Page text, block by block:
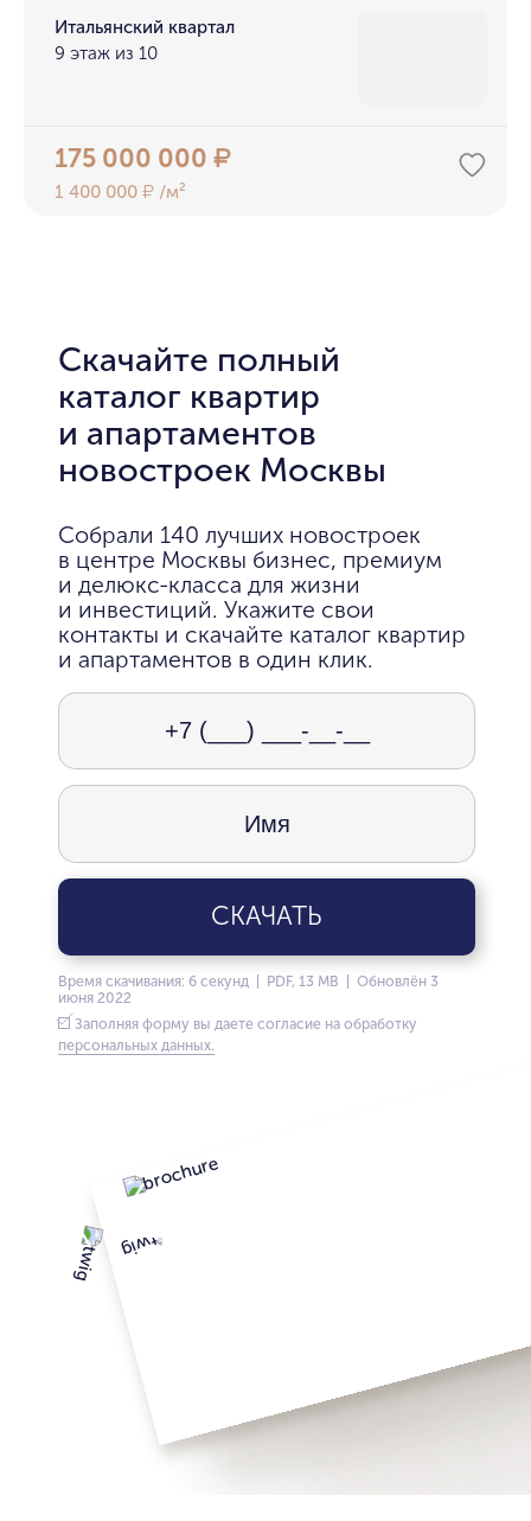
Итальянский квартал
9 этаж из 10
175 000 000₽
1 400 000₽ /м²
Скачайте полный
каталог квартир
и апартаментов
новостроек Москвы
Собрали 140 лучших новостроек
в центре Москвы бизнес, премиум
и делюкс-класса для жизни
и инвестиций. Укажите свои
контакты и скачайте каталог квартир
и апартаментов в один клик.
СКАЧАТЬ
Время скачивания: 6 секунд | PDF, 13 MB | Обновлён 3
июня 2022
Заполняя форму вы даете согласие на обработку
персональных данных.